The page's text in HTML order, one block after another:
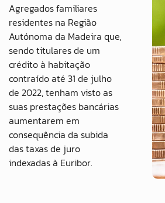
Agregados familiares
residentes na Região
Autónoma da Madeira que,
sendo titulares de um
crédito à habitação
contraído até 31 de julho
de 2022, tenham visto as
suas prestações bancárias
aumentarem em
consequência da subida
das taxas de juro
indexadas à Euribor.